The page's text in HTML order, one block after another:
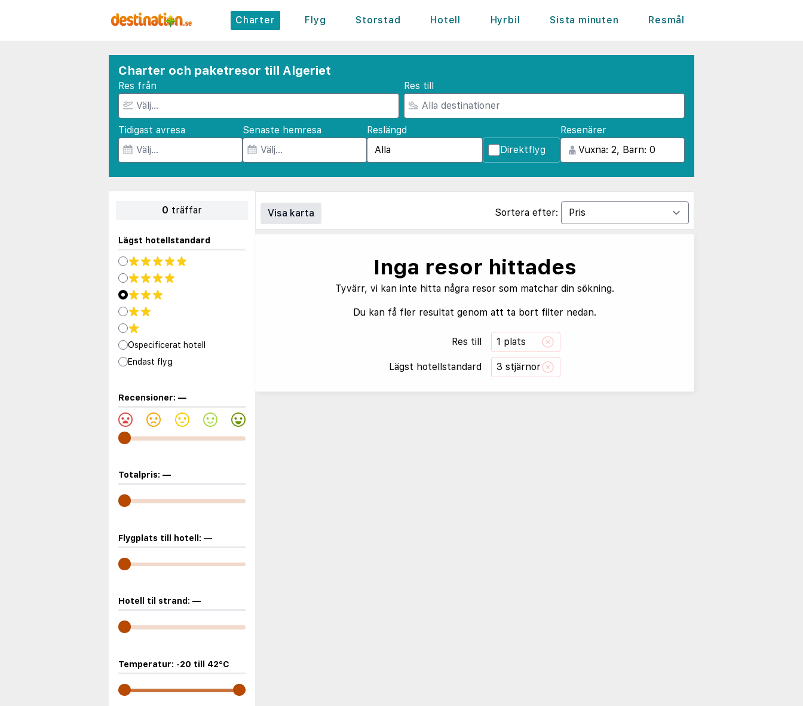
Charter Flyg Storstad Hotell Hyrbil Sista minuten Resmål
Charter och paketresor till Algeriet
Res från Res till
Tidigast avresa Senaste hemresa
Reslängd
Direktflyg
Resenärer
0 träffar
Lägst hotellstandard
Ospecificerat hotell
Endast flyg
Recensioner: —
Totalpris: —
Flygplats till hotell: —
Hotell til strand: —
Temperatur: -20 till 42°C
Visa karta Sortera efter:
Inga resor hittades
Tyvärr, vi kan inte hitta några resor som matchar din sökning.
Du kan få fler resultat genom att ta bort filter nedan.
Res till 1 plats
Lägst hotellstandard 3 stjärnor